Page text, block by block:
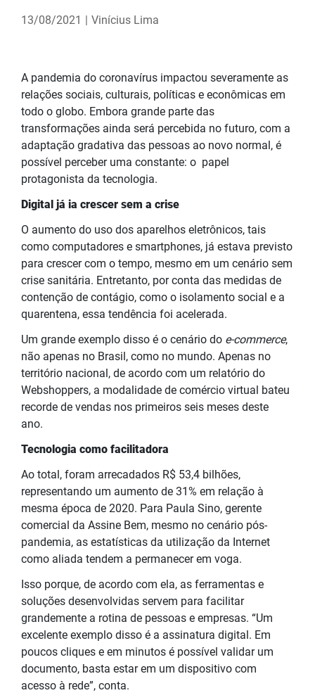
13/08/2021 | Vinícius Lima
A pandemia do coronavírus impactou severamente as
relações sociais, culturais, políticas e econômicas em
todo o globo. Embora grande parte das
transformações ainda será percebida no futuro, com a
adaptação gradativa das pessoas ao novo normal, é
possível perceber uma constante: o papel
protagonista da tecnologia.
Digital já ia crescer sem a crise
O aumento do uso dos aparelhos eletrônicos, tais
como computadores e smartphones, já estava previsto
para crescer com o tempo, mesmo em um cenário sem
crise sanitária. Entretanto, por conta das medidas de
contenção de contágio, como o isolamento social e a
quarentena, essa tendência foi acelerada.
Um grande exemplo disso é o cenário do e-commerce,
não apenas no Brasil, como no mundo. Apenas no
território nacional, de acordo com um relatório do
Webshoppers, a modalidade de comércio virtual bateu
recorde de vendas nos primeiros seis meses deste
ano.
Tecnologia como facilitadora
Ao total, foram arrecadados R$ 53,4 bilhões,
representando um aumento de 31% em relação à
mesma época de 2020. Para Paula Sino, gerente
comercial da Assine Bem, mesmo no cenário pós-
pandemia, as estatísticas da utilização da Internet
como aliada tendem a permanecer em voga.
Isso porque, de acordo com ela, as ferramentas e
soluções desenvolvidas servem para facilitar
grandemente a rotina de pessoas e empresas. “Um
excelente exemplo disso é a assinatura digital. Em
poucos cliques e em minutos é possível validar um
documento, basta estar em um dispositivo com
acesso à rede”, conta.